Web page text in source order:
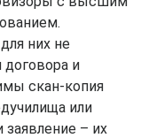
них не
и
скан-копия
или
заявление – их